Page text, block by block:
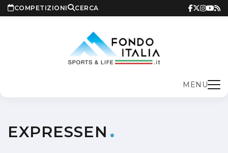
COMPETIZIONI CERCA
MENU
EXPRESSEN